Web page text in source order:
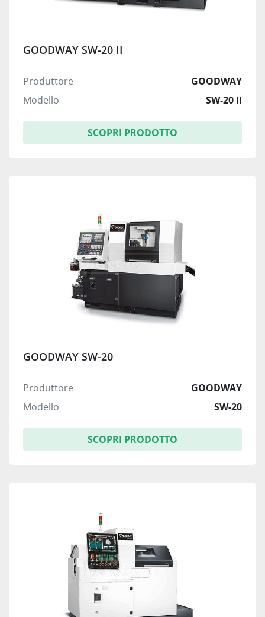
GOODWAY SW-20 II
Produttore
GOODWAY
Modello
SW-20 II
SCOPRI PRODOTTO
GOODWAY SW-20
Produttore
GOODWAY
Modello
SW-20
SCOPRI PRODOTTO